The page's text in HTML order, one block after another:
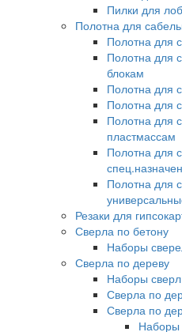
Пилки для
Полотна для
Полотна для
Полотна для
блокам
Полотна для
Полотна для
Полотна для
пластмассам
Полотна для
Полотна для
Резаки для
Сверла по бетону
Наборы
Сверла по дереву
Наборы
Сверла по
Сверла по
Наборы